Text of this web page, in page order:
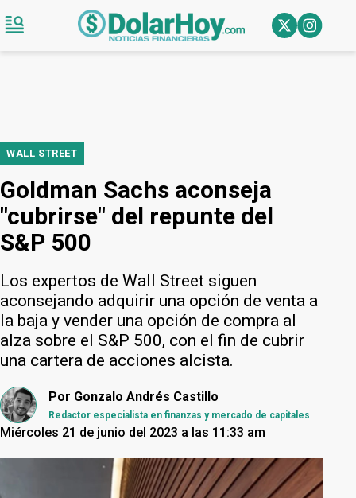
WALL STREET
Goldman Sachs aconseja
"cubrirse" del repunte del
S&P 500
Los expertos de Wall Street siguen
aconsejando adquirir una opción de venta a
la baja y vender una opción de compra al
alza sobre el S&P 500, con el fin de cubrir
una cartera de acciones alcista.
Por Gonzalo Andrés Castillo
Redactor especialista en finanzas y mercado de capitales
Miércoles 21 de junio del 2023 a las 11:33 am